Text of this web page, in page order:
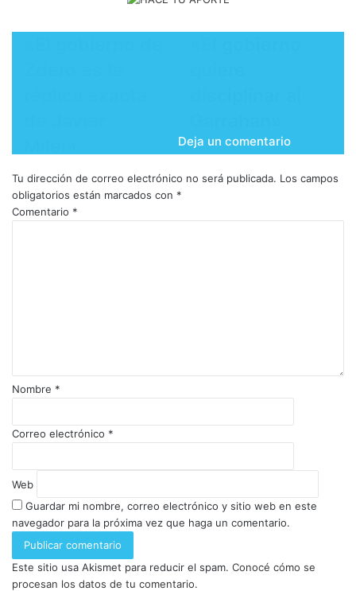
Deja un comentario
Tu dirección de correo electrónico no será publicada. Los campos
obligatorios están marcados con *
Comentario *
Nombre *
Correo electrónico *
Web
Guardar mi nombre, correo electrónico y sitio web en este
navegador para la próxima vez que haga un comentario.
Este sitio usa Akismet para reducir el spam. Conocé cómo se
procesan los datos de tu comentario.